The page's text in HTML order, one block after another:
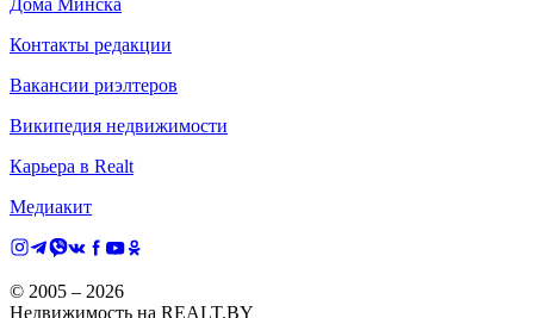
Дома Минска
Контакты редакции
Вакансии риэлтеров
Википедия недвижимости
Карьера в Realt
Медиакит
© 2005 – 2026
Недвижимость на REALT.BY